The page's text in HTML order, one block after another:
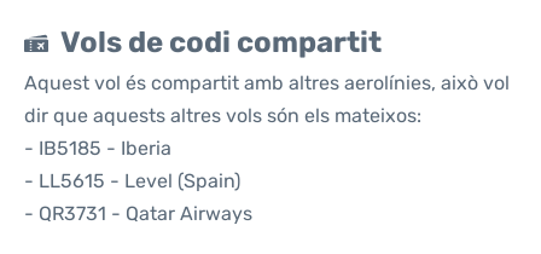
Vols de codi compartit
Aquest vol és compartit amb altres aerolínies, això vol
dir que aquests altres vols són els mateixos:
- IB5185 - Iberia
- LL5615 - Level (Spain)
- QR3731 - Qatar Airways